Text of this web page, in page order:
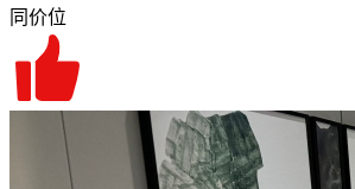
同价位